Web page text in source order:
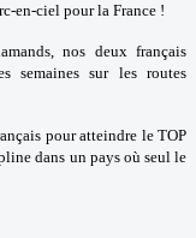
en-ciel pour la France !
nos deux français
semaines sur les routes
pour atteindre le TOP
dans un pays où seul le